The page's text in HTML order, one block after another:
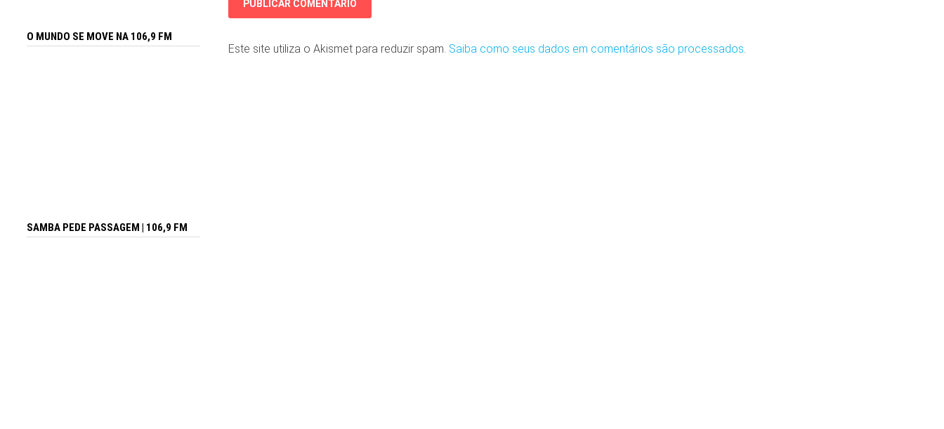
Este site utiliza o Akismet para reduzir spam. Saiba como seus dados em comentários são processados.
O MUNDO SE MOVE NA 106,9 FM
SAMBA PEDE PASSAGEM | 106,9 FM